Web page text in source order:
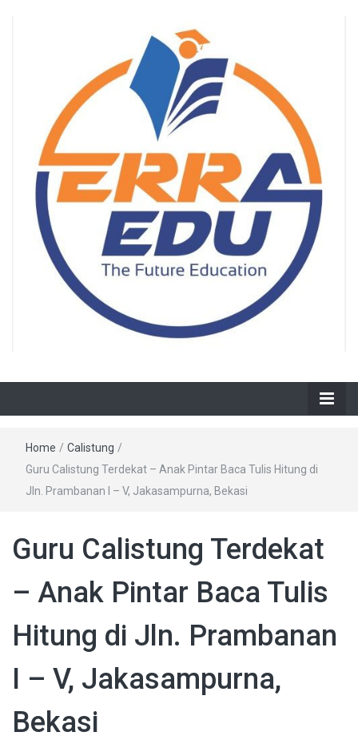
Home / Calistung /
Guru Calistung Terdekat – Anak Pintar Baca Tulis Hitung di
Jln. Prambanan I – V, Jakasampurna, Bekasi
Guru Calistung Terdekat
– Anak Pintar Baca Tulis
Hitung di Jln. Prambanan
I – V, Jakasampurna,
Bekasi